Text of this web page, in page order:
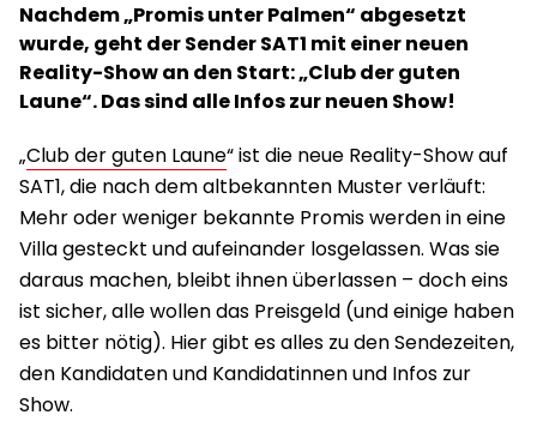
Nachdem „Promis unter Palmen“ abgesetzt
wurde, geht der Sender SAT1 mit einer neuen
Reality-Show an den Start: „Club der guten
Laune“. Das sind alle Infos zur neuen Show!
„Club der guten Laune“ ist die neue Reality-Show auf
SAT1, die nach dem altbekannten Muster verläuft:
Mehr oder weniger bekannte Promis werden in eine
Villa gesteckt und aufeinander losgelassen. Was sie
daraus machen, bleibt ihnen überlassen – doch eins
ist sicher, alle wollen das Preisgeld (und einige haben
es bitter nötig). Hier gibt es alles zu den Sendezeiten,
den Kandidaten und Kandidatinnen und Infos zur
Show.